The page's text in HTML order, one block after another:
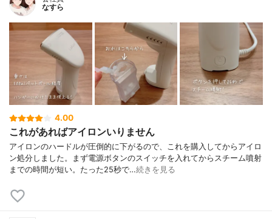
なすら
4.00
これがあればアイロンいりません
アイロンのハードルが圧倒的に下がるので、これを購入してからアイロ
ン処分しました。まず電源ボタンのスイッチを入れてからスチーム噴射
までの時間が短い。たった25秒で…続きを見る